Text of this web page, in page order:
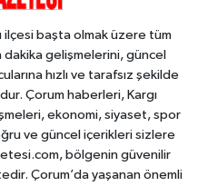
ilçesi başta olmak üzere tüm
gelişmelerini, güncel
hızlı ve tarafsız şekilde
Çorum haberleri, Kargı
ekonomi, siyaset, spor
ve güncel içerikleri sizlere
bölgenin güvenilir
Çorum’da yaşanan önemli